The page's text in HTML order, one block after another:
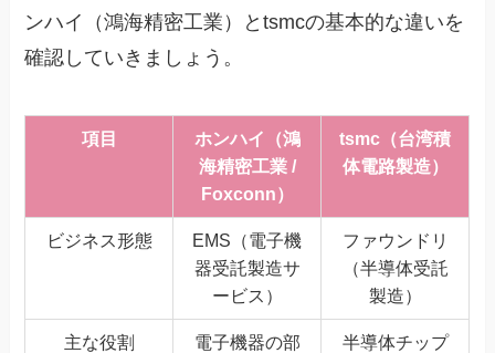
ンハイ（鴻海精密工業）とtsmcの基本的な違いを
確認していきましょう。
項目
ホンハイ（鴻
海精密工業 /
Foxconn）
tsmc（台湾積
体電路製造）
ビジネス形態
EMS（電子機
器受託製造サ
ービス）
ファウンドリ
（半導体受託
製造）
主な役割
電子機器の部
半導体チップ